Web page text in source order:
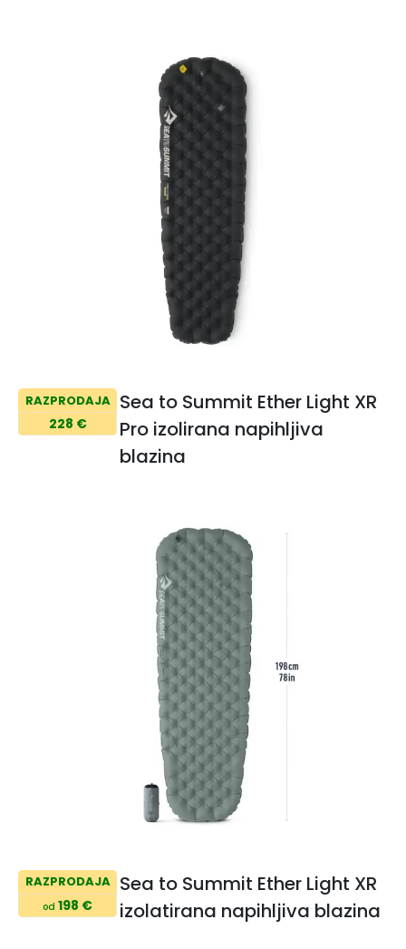
RAZPRODAJA
228 €
Sea to Summit Ether Light XR
Pro izolirana napihljiva
blazina
RAZPRODAJA
od 198 €
Sea to Summit Ether Light XR
izolatirana napihljiva blazina